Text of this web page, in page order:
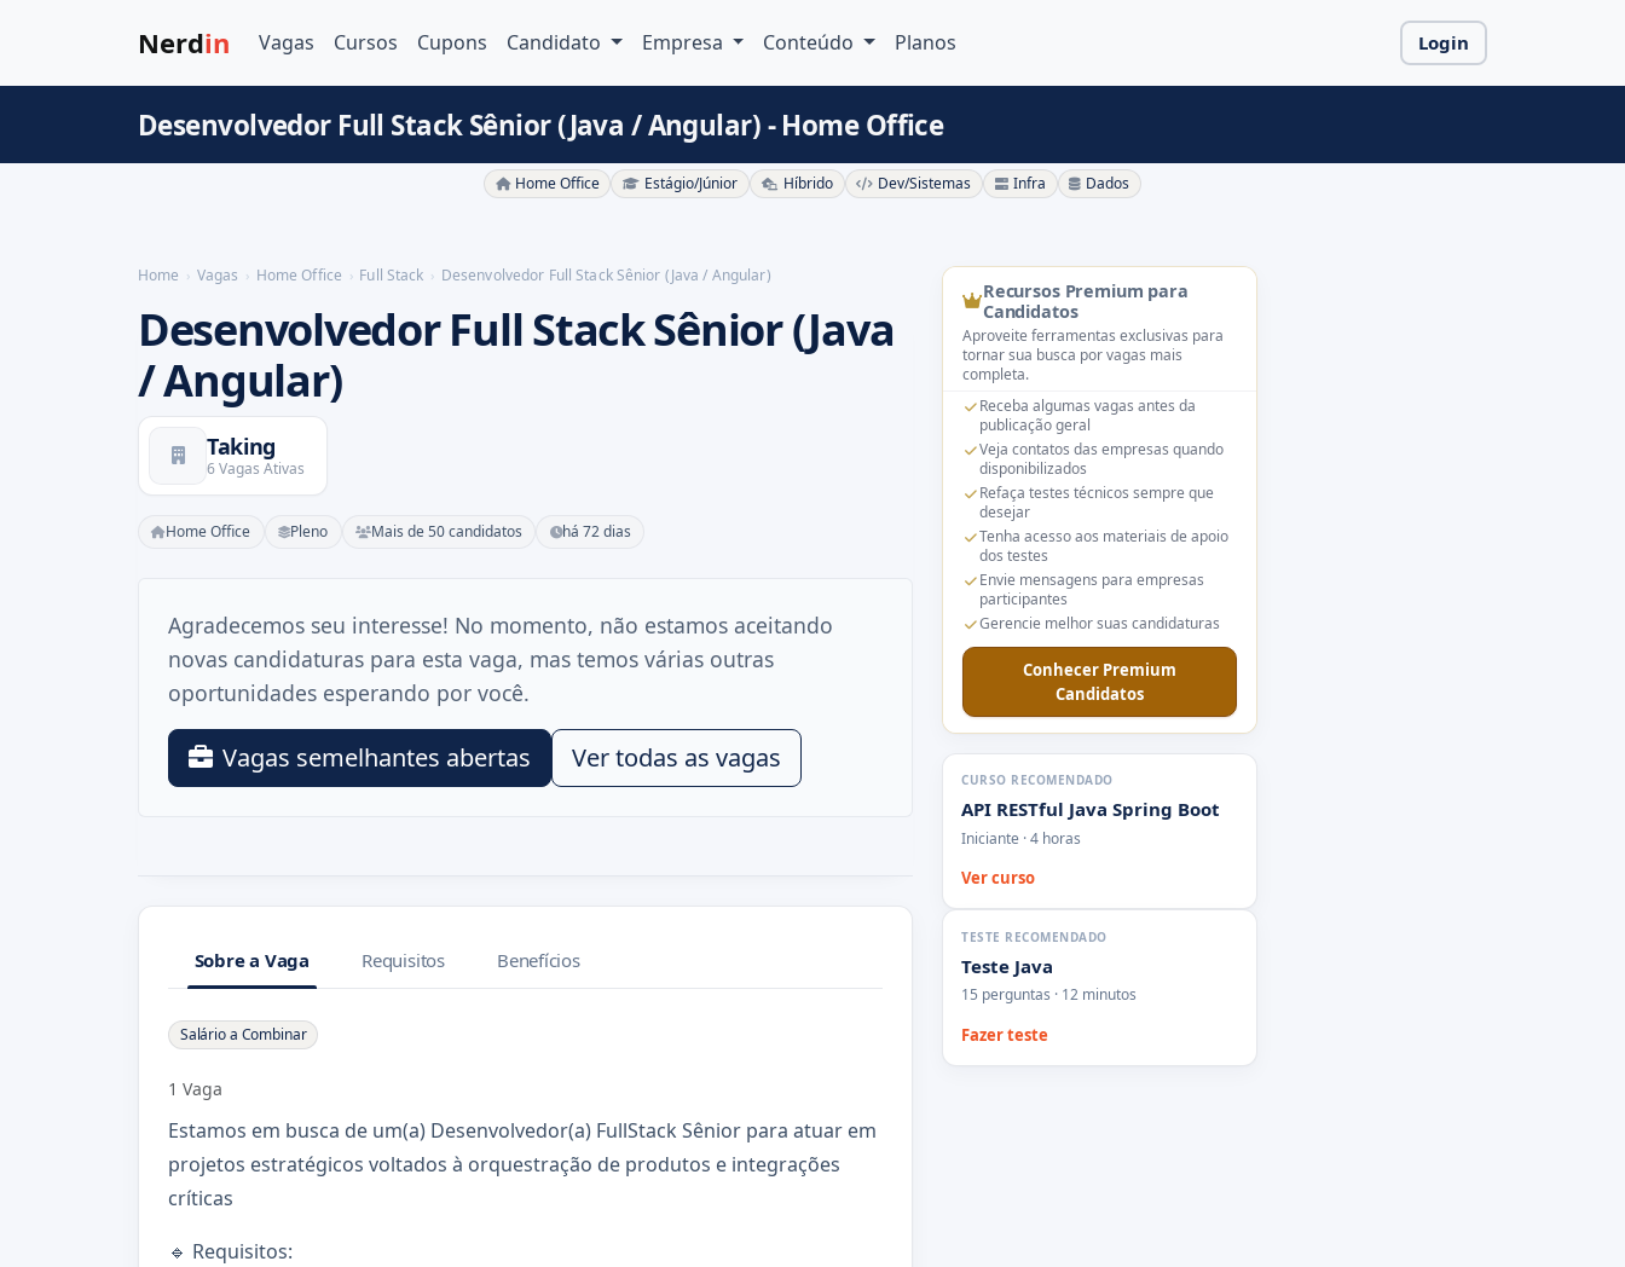
Nerdin Vagas Cursos Cupons Candidato Empresa Conteúdo Planos Login
Desenvolvedor Full Stack Sênior (Java / Angular) - Home Office
Home Office Estágio/Júnior Híbrido Dev/Sistemas Infra Dados
Home Vagas Home Office Full Stack Desenvolvedor Full Stack Sênior (Java / Angular)
Desenvolvedor Full Stack Sênior (Java
/ Angular)
Taking
6 Vagas Ativas
Home Office Pleno Mais de 50 candidatos há 72 dias
Agradecemos seu interesse! No momento, não estamos aceitando
novas candidaturas para esta vaga, mas temos várias outras
oportunidades esperando por você.
Vagas semelhantes abertas Ver todas as vagas
Sobre a Vaga Requisitos Benefícios
Sobre a Vaga
Salário a Combinar
1 Vaga
Estamos em busca de um(a) Desenvolvedor(a) FullStack Sênior para atuar em
projetos estratégicos voltados à orquestração de produtos e integrações
críticas
🔹 Requisitos:
Recursos Premium para
Candidatos
Aproveite ferramentas exclusivas para
tornar sua busca por vagas mais
completa.
Receba algumas vagas antes da
publicação geral
Veja contatos das empresas quando
disponibilizados
Refaça testes técnicos sempre que
desejar
Tenha acesso aos materiais de apoio
dos testes
Envie mensagens para empresas
participantes
Gerencie melhor suas candidaturas
Conhecer Premium
Candidatos
CURSO RECOMENDADO
API RESTful Java Spring Boot
Iniciante · 4 horas
Ver curso
TESTE RECOMENDADO
Teste Java
15 perguntas · 12 minutos
Fazer teste